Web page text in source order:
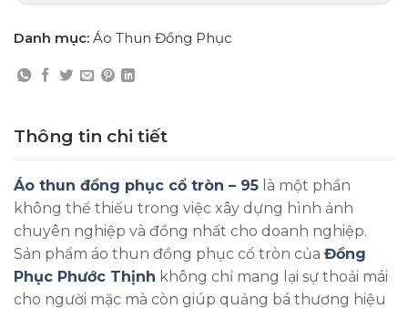
Danh mục: Áo Thun Đồng Phục
Thông tin chi tiết
Áo thun đồng phục cổ tròn – 95 là một phần
không thể thiếu trong việc xây dựng hình ảnh
chuyên nghiệp và đồng nhất cho doanh nghiệp.
Sản phẩm áo thun đồng phục cổ tròn của Đồng
Phục Phước Thịnh không chỉ mang lại sự thoải mái
cho người mặc mà còn giúp quảng bá thương hiệu